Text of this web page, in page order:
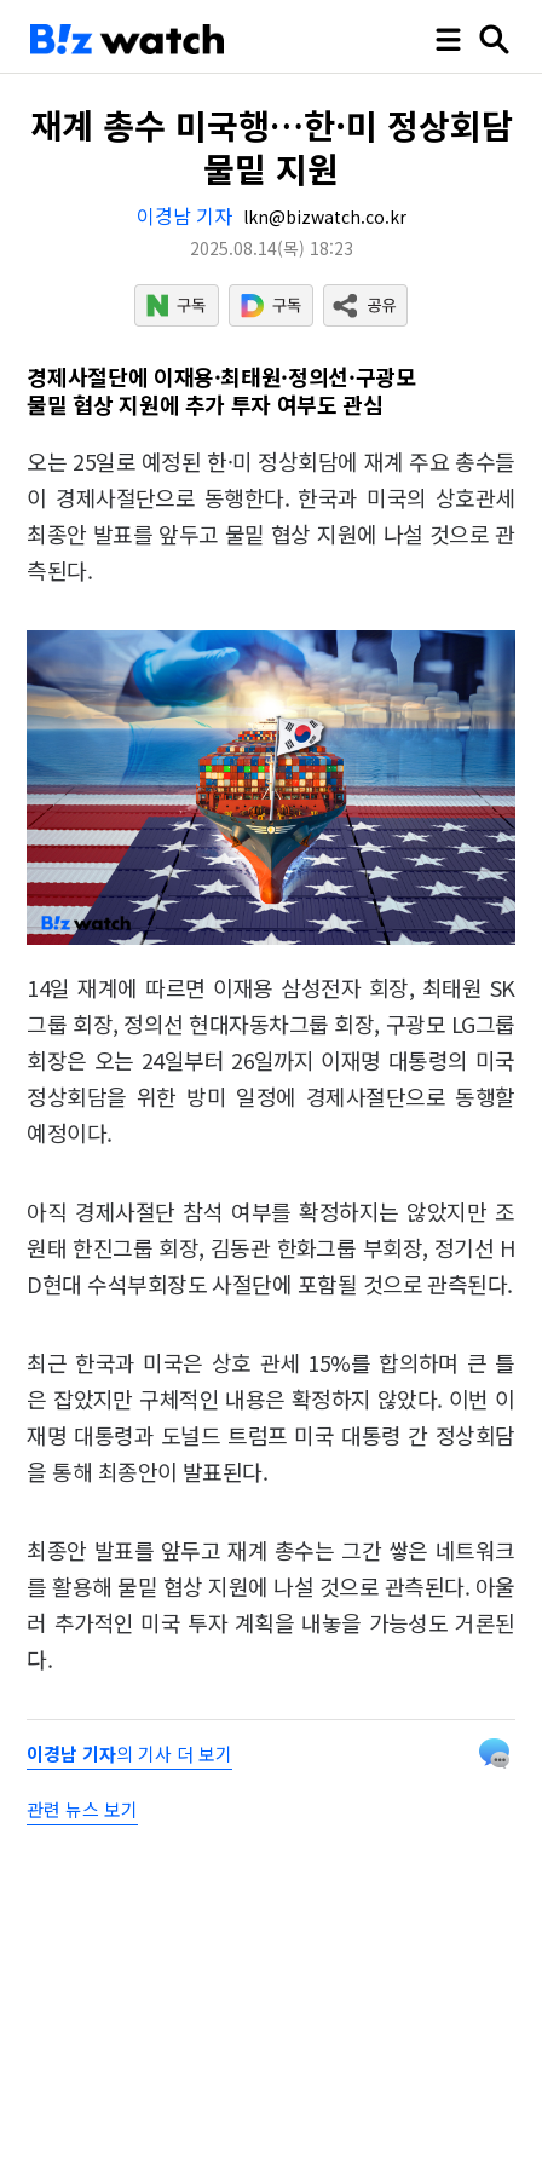
재계 총수 미국행…한·미 정상회담
물밑 지원
이경남 기자 lkn@bizwatch.co.kr
2025.08.14(목) 18:23
경제사절단에 이재용·최태원·정의선·구광모
물밑 협상 지원에 추가 투자 여부도 관심
오는 25일로 예정된 한·미 정상회담에 재계 주요 총수들
이 경제사절단으로 동행한다. 한국과 미국의 상호관세
최종안 발표를 앞두고 물밑 협상 지원에 나설 것으로 관
측된다.
14일 재계에 따르면 이재용 삼성전자 회장, 최태원 SK
그룹 회장, 정의선 현대자동차그룹 회장, 구광모 LG그룹
회장은 오는 24일부터 26일까지 이재명 대통령의 미국
정상회담을 위한 방미 일정에 경제사절단으로 동행할
예정이다.
아직 경제사절단 참석 여부를 확정하지는 않았지만 조
원태 한진그룹 회장, 김동관 한화그룹 부회장, 정기선 H
D현대 수석부회장도 사절단에 포함될 것으로 관측된다.
최근 한국과 미국은 상호 관세 15%를 합의하며 큰 틀
은 잡았지만 구체적인 내용은 확정하지 않았다. 이번 이
재명 대통령과 도널드 트럼프 미국 대통령 간 정상회담
을 통해 최종안이 발표된다.
최종안 발표를 앞두고 재계 총수는 그간 쌓은 네트워크
를 활용해 물밑 협상 지원에 나설 것으로 관측된다. 아울
러 추가적인 미국 투자 계획을 내놓을 가능성도 거론된
다.
이경남 기자의 기사 더 보기
관련 뉴스 보기